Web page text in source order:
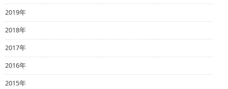
2019年
2018年
2017年
2016年
2015年